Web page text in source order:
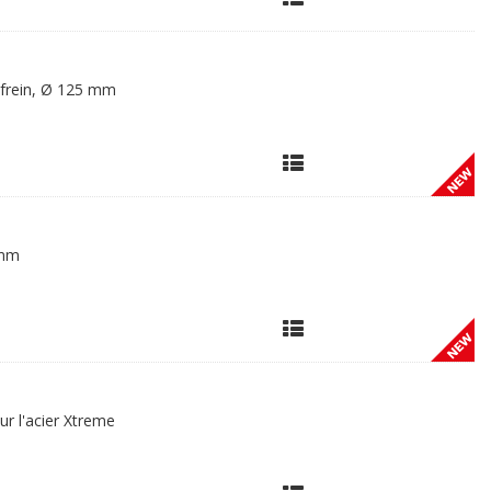
Ø 125 mm
l'acier Xtreme